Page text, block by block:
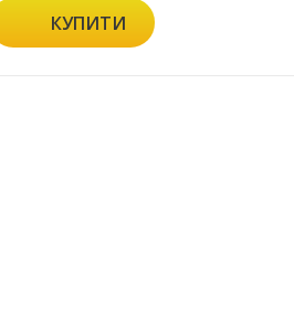
КУПИТИ